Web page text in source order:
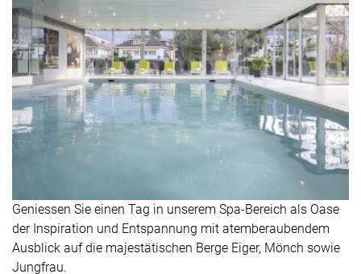
Geniessen Sie einen Tag in unserem Spa-Bereich als Oase
der Inspiration und Entspannung mit atemberaubendem
Ausblick auf die majestätischen Berge Eiger, Mönch sowie
Jungfrau.